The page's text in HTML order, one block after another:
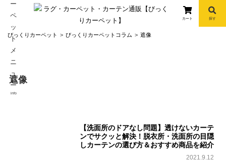
info
カート 探す
びっくりカーペット びっくりカーペットコラム 遮像
遮像
【洗面所のドアなし問題】透けないカーテ
ンでサクッと解決！脱衣所・洗面所の目隠
しカーテンの選び方＆おすすめ商品を紹介
2021.9.12